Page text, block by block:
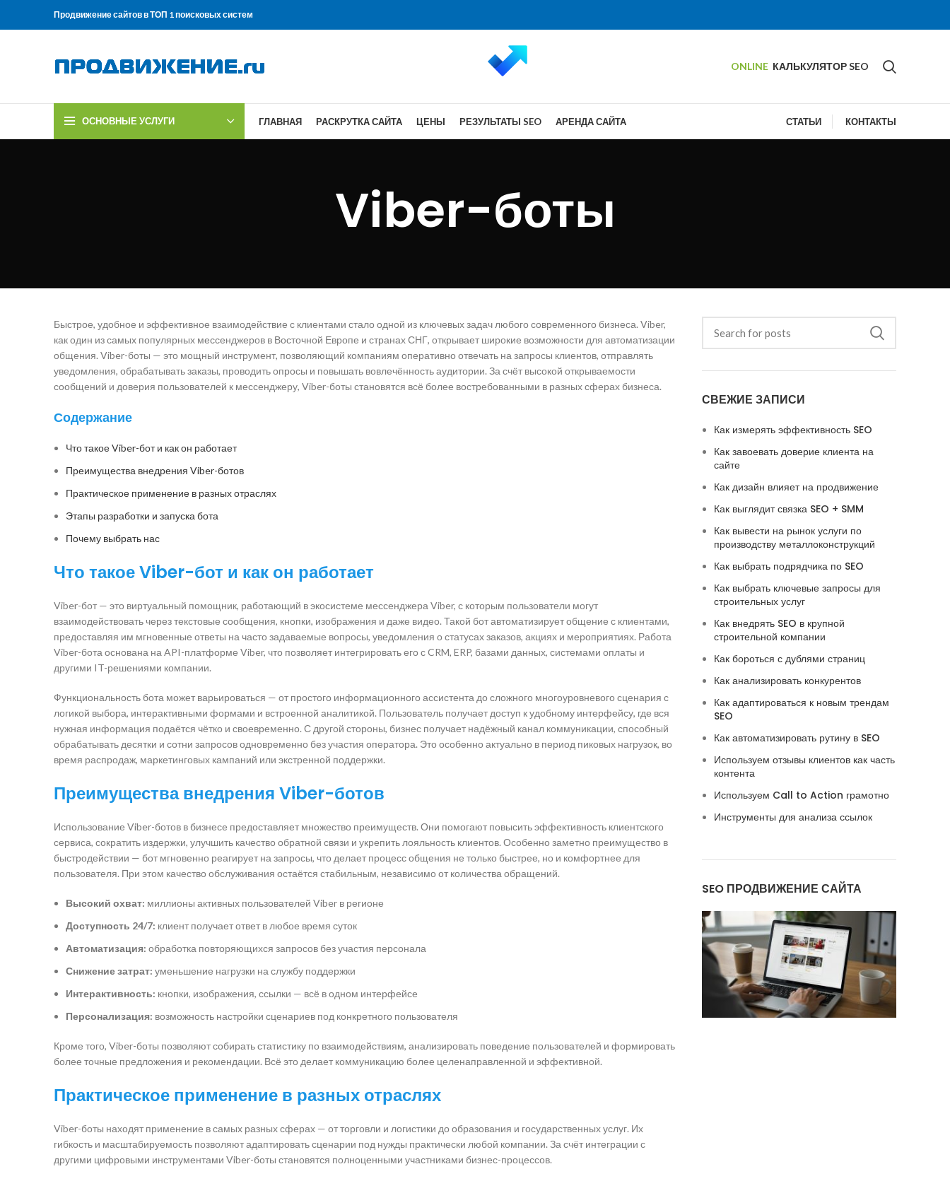
Продвижение сайтов в ТОП 1 поисковых систем
ONLINE КАЛЬКУЛЯТОР SEO
ОСНОВНЫЕ УСЛУГИ ГЛАВНАЯ РАСКРУТКА САЙТА ЦЕНЫ РЕЗУЛЬТАТЫ SEO АРЕНДА САЙТА СТАТЬИ КОНТАКТЫ
Viber-боты
Быстрое, удобное и эффективное взаимодействие с клиентами стало одной из ключевых задач любого современного бизнеса. Viber,
как один из самых популярных мессенджеров в Восточной Европе и странах СНГ, открывает широкие возможности для автоматизации
общения. Viber-боты — это мощный инструмент, позволяющий компаниям оперативно отвечать на запросы клиентов, отправлять
уведомления, обрабатывать заказы, проводить опросы и повышать вовлечённость аудитории. За счёт высокой открываемости
сообщений и доверия пользователей к мессенджеру, Viber-боты становятся всё более востребованными в разных сферах бизнеса.
Содержание
Что такое Viber-бот и как он работает
Преимущества внедрения Viber-ботов
Практическое применение в разных отраслях
Этапы разработки и запуска бота
Почему выбрать нас
Что такое Viber-бот и как он работает
Viber-бот — это виртуальный помощник, работающий в экосистеме мессенджера Viber, с которым пользователи могут
взаимодействовать через текстовые сообщения, кнопки, изображения и даже видео. Такой бот автоматизирует общение с клиентами,
предоставляя им мгновенные ответы на часто задаваемые вопросы, уведомления о статусах заказов, акциях и мероприятиях. Работа
Viber-бота основана на API-платформе Viber, что позволяет интегрировать его с CRM, ERP, базами данных, системами оплаты и
другими IT-решениями компании.
Функциональность бота может варьироваться — от простого информационного ассистента до сложного многоуровневого сценария с
логикой выбора, интерактивными формами и встроенной аналитикой. Пользователь получает доступ к удобному интерфейсу, где вся
нужная информация подаётся чётко и своевременно. С другой стороны, бизнес получает надёжный канал коммуникации, способный
обрабатывать десятки и сотни запросов одновременно без участия оператора. Это особенно актуально в период пиковых нагрузок, во
время распродаж, маркетинговых кампаний или экстренной поддержки.
Преимущества внедрения Viber-ботов
Использование Viber-ботов в бизнесе предоставляет множество преимуществ. Они помогают повысить эффективность клиентского
сервиса, сократить издержки, улучшить качество обратной связи и укрепить лояльность клиентов. Особенно заметно преимущество в
быстродействии — бот мгновенно реагирует на запросы, что делает процесс общения не только быстрее, но и комфортнее для
пользователя. При этом качество обслуживания остаётся стабильным, независимо от количества обращений.
Высокий охват: миллионы активных пользователей Viber в регионе
Доступность 24/7: клиент получает ответ в любое время суток
Автоматизация: обработка повторяющихся запросов без участия персонала
Снижение затрат: уменьшение нагрузки на службу поддержки
Интерактивность: кнопки, изображения, ссылки — всё в одном интерфейсе
Персонализация: возможность настройки сценариев под конкретного пользователя
Кроме того, Viber-боты позволяют собирать статистику по взаимодействиям, анализировать поведение пользователей и формировать
более точные предложения и рекомендации. Всё это делает коммуникацию более целенаправленной и эффективной.
Практическое применение в разных отраслях
Viber-боты находят применение в самых разных сферах — от торговли и логистики до образования и государственных услуг. Их
гибкость и масштабируемость позволяют адаптировать сценарии под нужды практически любой компании. За счёт интеграции с
другими цифровыми инструментами Viber-боты становятся полноценными участниками бизнес-процессов.
СВЕЖИЕ ЗАПИСИ
Как измерять эффективность SEO
Как завоевать доверие клиента на
сайте
Как дизайн влияет на продвижение
Как выглядит связка SEO + SMM
Как вывести на рынок услуги по
производству металлоконструкций
Как выбрать подрядчика по SEO
Как выбрать ключевые запросы для
строительных услуг
Как внедрять SEO в крупной
строительной компании
Как бороться с дублями страниц
Как анализировать конкурентов
Как адаптироваться к новым трендам
SEO
Как автоматизировать рутину в SEO
Используем отзывы клиентов как часть
контента
Используем Call to Action грамотно
Инструменты для анализа ссылок
SEO ПРОДВИЖЕНИЕ САЙТА